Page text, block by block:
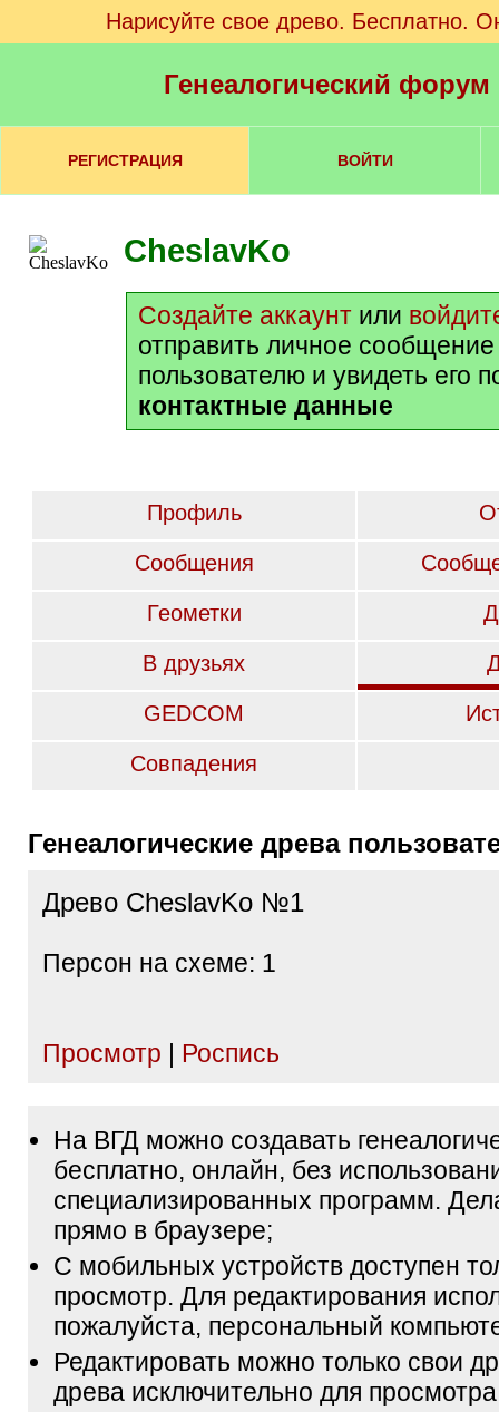
Нарисуйте свое древо. Бесплатно.
Генеалогический
РЕГИСТРАЦИЯ ВОЙТИ
CheslavKo
Создайте аккаунт или
отправить личное
пользователю и увидеть его
контактные данные
Профиль
Сообщения
Геометки
В друзьях
GEDCOM
Совпадения
Генеалогические древа
Древо CheslavKo №1
Персон на схеме: 1
Просмотр | Роспись
На ВГД можно создавать
бесплатно, онлайн, без
специализированных программ.
прямо в браузере;
С мобильных устройств доступен
просмотр. Для редактирования
пожалуйста, персональный
Редактировать можно только свои
древа исключительно для